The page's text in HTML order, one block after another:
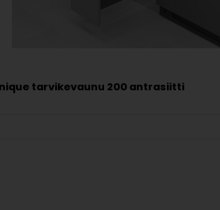
tarvikevaunu 200 antrasiitti